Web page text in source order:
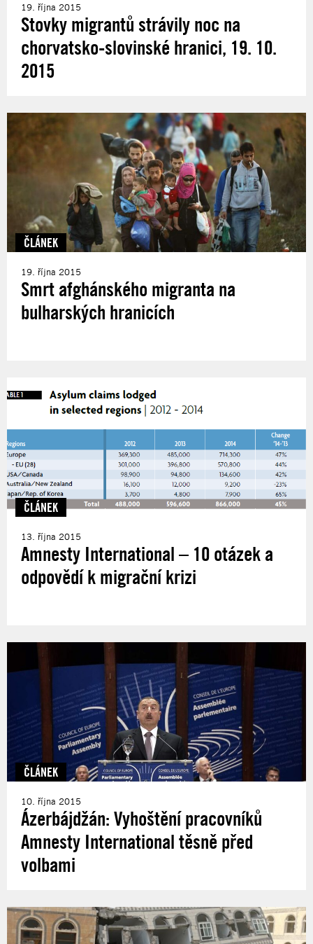
19. října 2015
Stovky migrantů strávily noc na
chorvatsko-slovinské hranici, 19. 10.
2015
ČLÁNEK
19. října 2015
Smrt afghánského migranta na
bulharských hranicích
ČLÁNEK
13. října 2015
Amnesty International – 10 otázek a
odpovědí k migrační krizi
ČLÁNEK
10. října 2015
Ázerbájdžán: Vyhoštění pracovníků
Amnesty International těsně před
volbami